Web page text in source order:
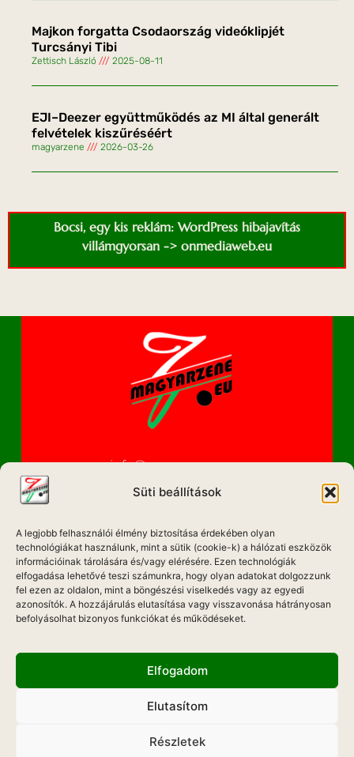
Süti beállítások
A legjobb felhasználói élmény biztosítása érdekében olyan
technológiákat használunk, mint a sütik (cookie-k) a hálózati eszközök
információinak tárolására és/vagy elérésére. Ezen technológiák
elfogadása lehetővé teszi számunkra, hogy olyan adatokat dolgozzunk
fel ezen az oldalon, mint a böngészési viselkedés vagy az egyedi
azonosítók. A hozzájárulás elutasítása vagy visszavonása hátrányosan
befolyásolhat bizonyos funkciókat és működéseket.
Elfogadom
Elutasítom
Részletek
Majkon forgatta Csodaország videóklipjét
Turcsányi Tibi
Zettisch László 2025-08-11
EJI–Deezer együttműködés az MI által generált
felvételek kiszűréséért
magyarzene 2026-03-26
Bocsi, egy kis reklám: WordPress hibajavítás
villámgyorsan -> onmediaweb.eu
info@magyarzene.eu
IMPRESSZUM
ETIKAI KÓDEX
MÉDIA AJÁNLAT
ADATKEZELÉSI NYILATKOZAT
Hadd Szóljon!
Weboldal Készítés: ONMEDIAWEB